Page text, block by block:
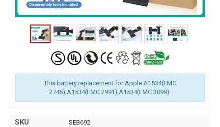
This battery replacement for Apple A1534(EMC
2746),A1534(EMC 2991),A1534(EMC 3099).
SKU SEB692